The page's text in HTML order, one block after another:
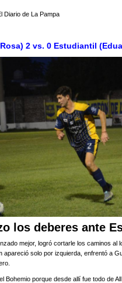
Diario de La Pampa
2 vs. 0 Estudiantil
los deberes ante
mejor, logró cortarle los caminos
apareció solo por izquierda, enfrentó a
Bohemio porque desde allí fue todo de All